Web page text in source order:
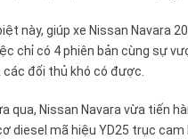
này, giúp xe Nissan Navara
chỉ có 4 phiên bản cùng sự
đối thủ khó có được.
qua, Nissan Navara vừa tiến
diesel mã hiệu YD25 trục cam